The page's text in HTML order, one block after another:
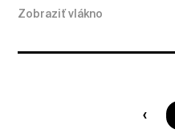
Zobraziť vlákno